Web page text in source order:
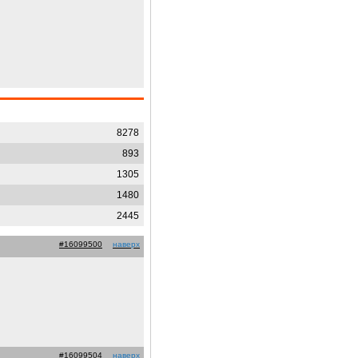
8278
893
1305
1480
2445
#16099500 наверх
#16099504 наверх